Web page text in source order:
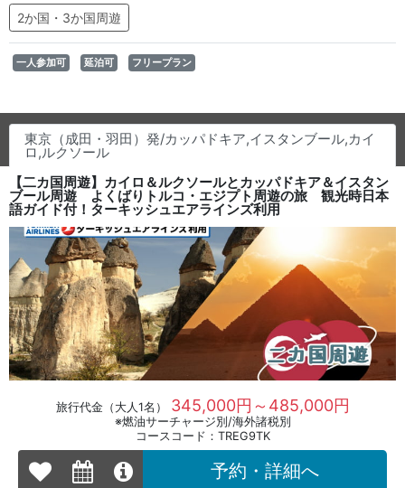
2か国・3か国周遊
一人参加可 延泊可 フリープラン
東京（成田・羽田）発/カッパドキア,イスタンブール,カイ
ロ,ルクソール
【二カ国周遊】カイロ＆ルクソールとカッパドキア＆イスタン
ブール周遊 よくばりトルコ・エジプト周遊の旅 観光時日本
語ガイド付！ターキッシュエアラインズ利用
旅行代金（大人1名） 345,000円～485,000円
※燃油サーチャージ別/海外諸税別
コースコード：TREG9TK
予約・詳細へ